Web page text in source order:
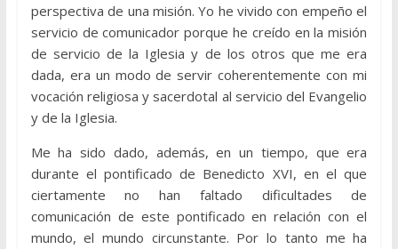
perspectiva de una misión. Yo he vivido con empeño el
servicio de comunicador porque he creído en la misión
de servicio de la Iglesia y de los otros que me era
dada, era un modo de servir coherentemente con mi
vocación religiosa y sacerdotal al servicio del Evangelio
y de la Iglesia.
Me ha sido dado, además, en un tiempo, que era
durante el pontificado de Benedicto XVI, en el que
ciertamente no han faltado dificultades de
comunicación de este pontificado en relación con el
mundo, el mundo circunstante. Por lo tanto me ha